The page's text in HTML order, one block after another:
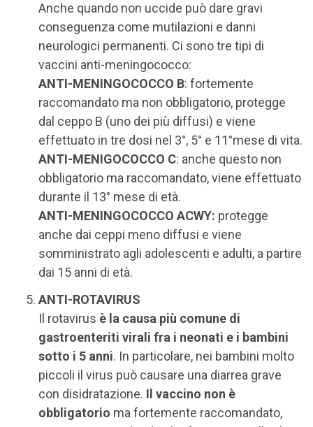
Anche quando non uccide può dare gravi
conseguenza come mutilazioni e danni
neurologici permanenti. Ci sono tre tipi di
vaccini anti-meningococco:
ANTI-MENINGOCOCCO B: fortemente
raccomandato ma non obbligatorio, protegge
dal ceppo B (uno dei più diffusi) e viene
effettuato in tre dosi nel 3°, 5° e 11°mese di vita.
ANTI-MENIGOCOCCO C: anche questo non
obbligatorio ma raccomandato, viene effettuato
durante il 13° mese di età.
ANTI-MENINGOCOCCO ACWY: protegge
anche dai ceppi meno diffusi e viene
somministrato agli adolescenti e adulti, a partire
dai 15 anni di età.
ANTI-ROTAVIRUS
Il rotavirus è la causa più comune di
gastroenteriti virali fra i neonati e i bambini
sotto i 5 anni. In particolare, nei bambini molto
piccoli il virus può causare una diarrea grave
con disidratazione. Il vaccino non è
obbligatorio ma fortemente raccomandato,